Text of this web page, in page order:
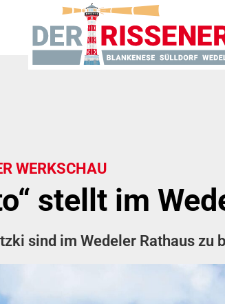
WERKSCHAU
stellt im
sind im Wedeler Rathaus zu